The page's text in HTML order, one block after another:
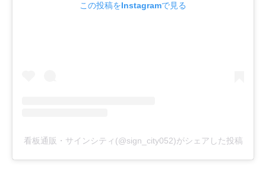
この投稿をInstagramで見る
看板通販・サインシティ(@sign_city052)がシェアした投稿